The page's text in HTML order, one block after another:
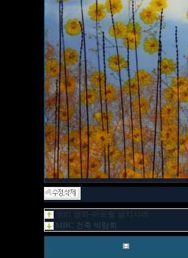
보리 생화-아트월 설치사례
MBC 건축 박람회